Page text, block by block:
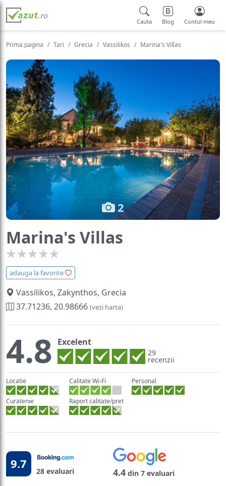
Cauta Blog Contul meu
Prima pagina Tari Grecia Vassilikos Marina's Villas
2
Marina's Villas
adauga la favorite
Vassilikos, Zakynthos, Grecia
37.71236, 20.98666 (vezi harta)
4.8 Excelent
29
recenzii
Locatie Calitate Wi-Fi Personal
Curatenie Raport calitate/pret
9.7 28 evaluari 4.4 din 7 evaluari